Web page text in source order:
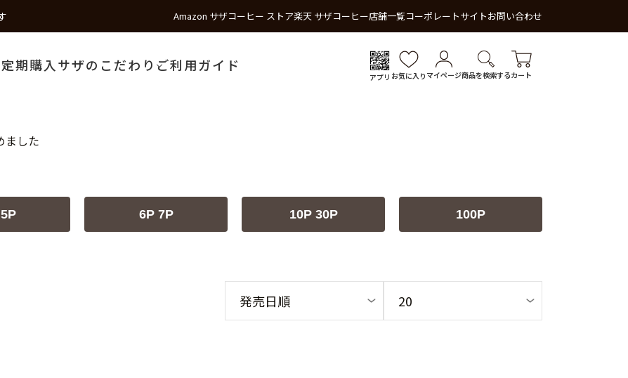
Amazon サザコーヒー ストア楽天 サザコーヒー店舗一覧コーポレートサイトお問い合わせ
定期購入 サザのこだわり ご利用ガイド
アプリ お気に入り マイページ商品を検索するカート
ました
6P 7P 10P 30P 100P